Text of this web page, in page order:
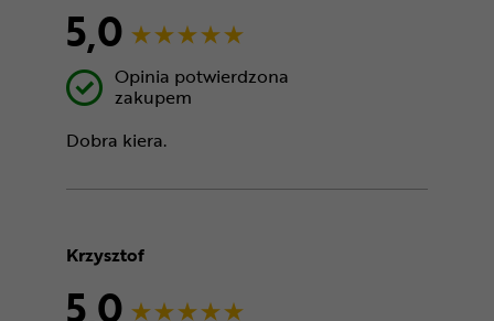
5,0
Opinia potwierdzona
zakupem
Dobra kiera.
Krzysztof
5,0